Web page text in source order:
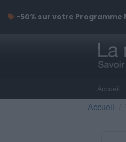
Accueil
Accueil
-50% sur votre Programme